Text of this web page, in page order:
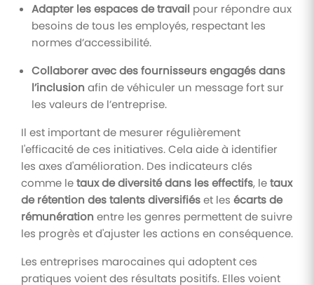
Adapter les espaces de travail pour répondre aux
besoins de tous les employés, respectant les
normes d’accessibilité.
Collaborer avec des fournisseurs engagés dans
l’inclusion afin de véhiculer un message fort sur
les valeurs de l’entreprise.
Il est important de mesurer régulièrement
l'efficacité de ces initiatives. Cela aide à identifier
les axes d'amélioration. Des indicateurs clés
comme letaux de diversité dans les effectifs, letaux
de rétention des talents diversifiéset les écarts de
rémunération entre les genres permettent de suivre
les progrès et d'ajuster les actions en conséquence.
Les entreprises marocaines qui adoptent ces
pratiques voient des résultats positifs. Elles voient